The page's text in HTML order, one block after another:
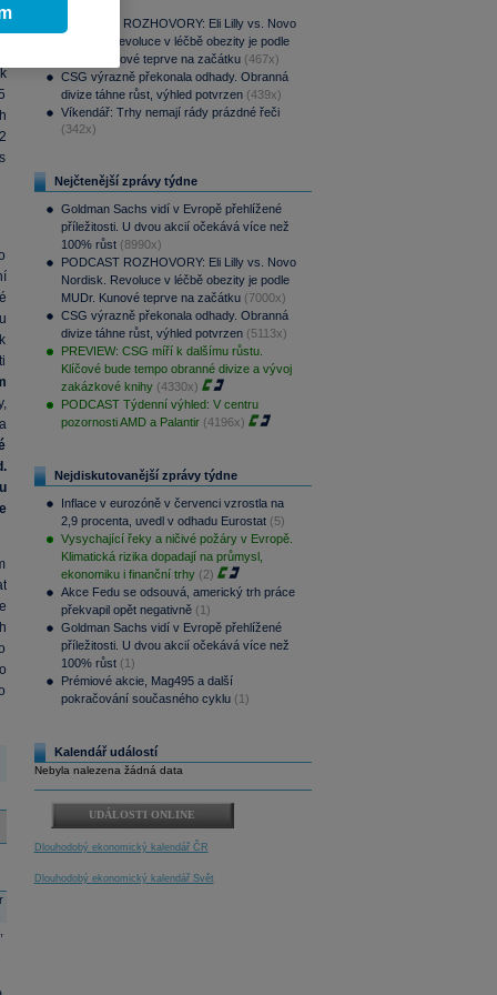
PODCAST ROZHOVORY: Eli Lilly vs. Novo
Nordisk. Revoluce v léčbě obezity je podle
MUDr. Kunové teprve na začátku (467x)
CSG výrazně překonala odhady. Obranná
divize táhne růst, výhled potvrzen (439x)
Víkendář: Trhy nemají rády prázdné řeči
(342x)
Nejčtenější zprávy týdne
Goldman Sachs vidí v Evropě přehlížené
příležitosti. U dvou akcií očekává více než
100% růst (8990x)
PODCAST ROZHOVORY: Eli Lilly vs. Novo
Nordisk. Revoluce v léčbě obezity je podle
MUDr. Kunové teprve na začátku (7000x)
CSG výrazně překonala odhady. Obranná
divize táhne růst, výhled potvrzen (5113x)
PREVIEW: CSG míří k dalšímu růstu.
Klíčové bude tempo obranné divize a vývoj
zakázkové knihy (4330x)
PODCAST Týdenní výhled: V centru
pozornosti AMD a Palantir (4196x)
Nejdiskutovanější zprávy týdne
Inflace v eurozóně v červenci vzrostla na
2,9 procenta, uvedl v odhadu Eurostat (5)
Vysychající řeky a ničivé požáry v Evropě.
Klimatická rizika dopadají na průmysl,
ekonomiku i finanční trhy (2)
Akce Fedu se odsouvá, americký trh práce
překvapil opět negativně (1)
Goldman Sachs vidí v Evropě přehlížené
příležitosti. U dvou akcií očekává více než
100% růst (1)
Prémiové akcie, Mag495 a další
pokračování současného cyklu (1)
Kalendář událostí
Nebyla nalezena žádná data
UDÁLOSTI ONLINE
Dlouhodobý ekonomický kalendář ČR
Dlouhodobý ekonomický kalendář Svět